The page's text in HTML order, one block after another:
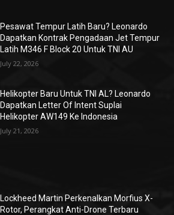
Pesawat Tempur Latih Baru? Leonardo
Dapatkan Kontrak Pengadaan Jet Tempur
Latih M346 F Block 20 Untuk TNI AU
July 22, 2026
Helikopter Baru Untuk TNI AL? Leonardo
Dapatkan Letter Of Intent Suplai
Helikopter AW149 Ke Indonesia
July 21, 2026
Lockheed Martin Perkenalkan Morfius X-
Rotor, Perangkat Anti-Drone Terbaru